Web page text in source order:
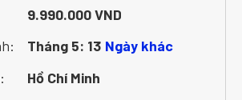
9.990.000 VND
Tháng 5: 13 Ngày khác
Hồ Chí Minh